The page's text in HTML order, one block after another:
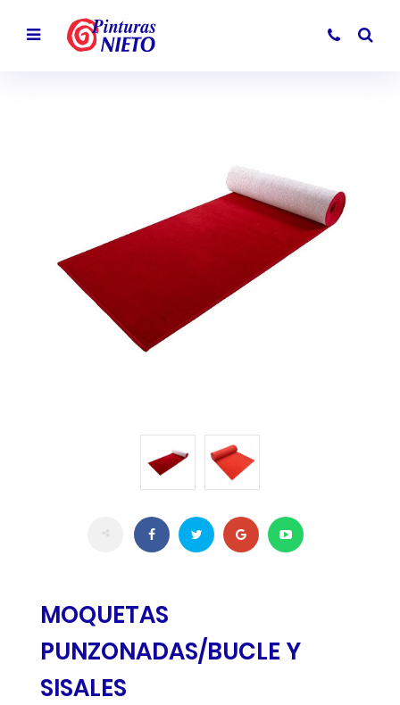
MOQUETAS
PUNZONADAS/BUCLE Y
SISALES